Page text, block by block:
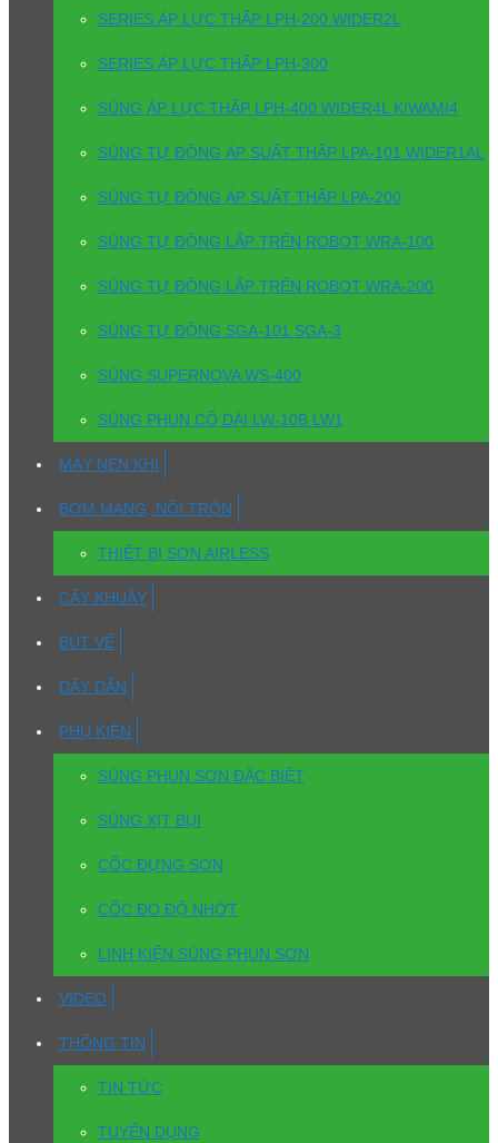
SERIES ÁP LỰC THẤP LPH-200 WIDER2L
SERIES ÁP LỰC THẤP LPH-300
SÚNG ÁP LỰC THẤP LPH-400 WIDER4L KIWAMI4
SÚNG TỰ ĐỘNG ÁP SUẤT THẤP LPA-101 WIDER1AL
SÚNG TỰ ĐỘNG ÁP SUẤT THẤP LPA-200
SÚNG TỰ ĐỘNG LẮP TRÊN ROBOT WRA-100
SÚNG TỰ ĐỘNG LẮP TRÊN ROBOT WRA-200
SÚNG TỰ ĐỘNG SGA-101 SGA-3
SÚNG SUPERNOVA WS-400
SÚNG PHUN CỔ DÀI LW-10B LW1
MÁY NÉN KHÍ
BƠM MÀNG, NỒI TRỘN
THIẾT BỊ SƠN AIRLESS
CÂY KHUẤY
BÚT VẼ
DÂY DẪN
PHỤ KIỆN
SÚNG PHUN SƠN ĐẶC BIỆT
SÚNG XỊT BỤI
CỐC ĐỰNG SƠN
CỐC ĐO ĐỘ NHỚT
LINH KIỆN SÚNG PHUN SƠN
VIDEO
THÔNG TIN
TIN TỨC
TUYỂN DỤNG